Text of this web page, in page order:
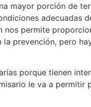
mayor porción de
adecuadas
permite
prevención, pero
porque tienen
le va a permitir